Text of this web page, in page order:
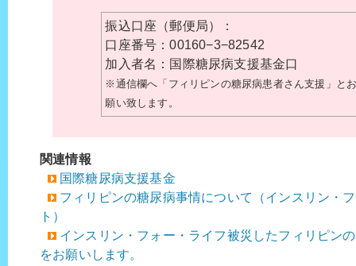
振込口座（郵便局）：
口座番号：00160−3−82542
加入者名：国際糖尿病支援基金口
※通信欄へ「フィリピンの糖尿病患者さん支援」と
願い致します。
関連情報
国際糖尿病支援基金
フィリピンの糖尿病事情について（インスリン・
ト）
インスリン・フォー・ライフ被災したフィリピン
をお願いします。